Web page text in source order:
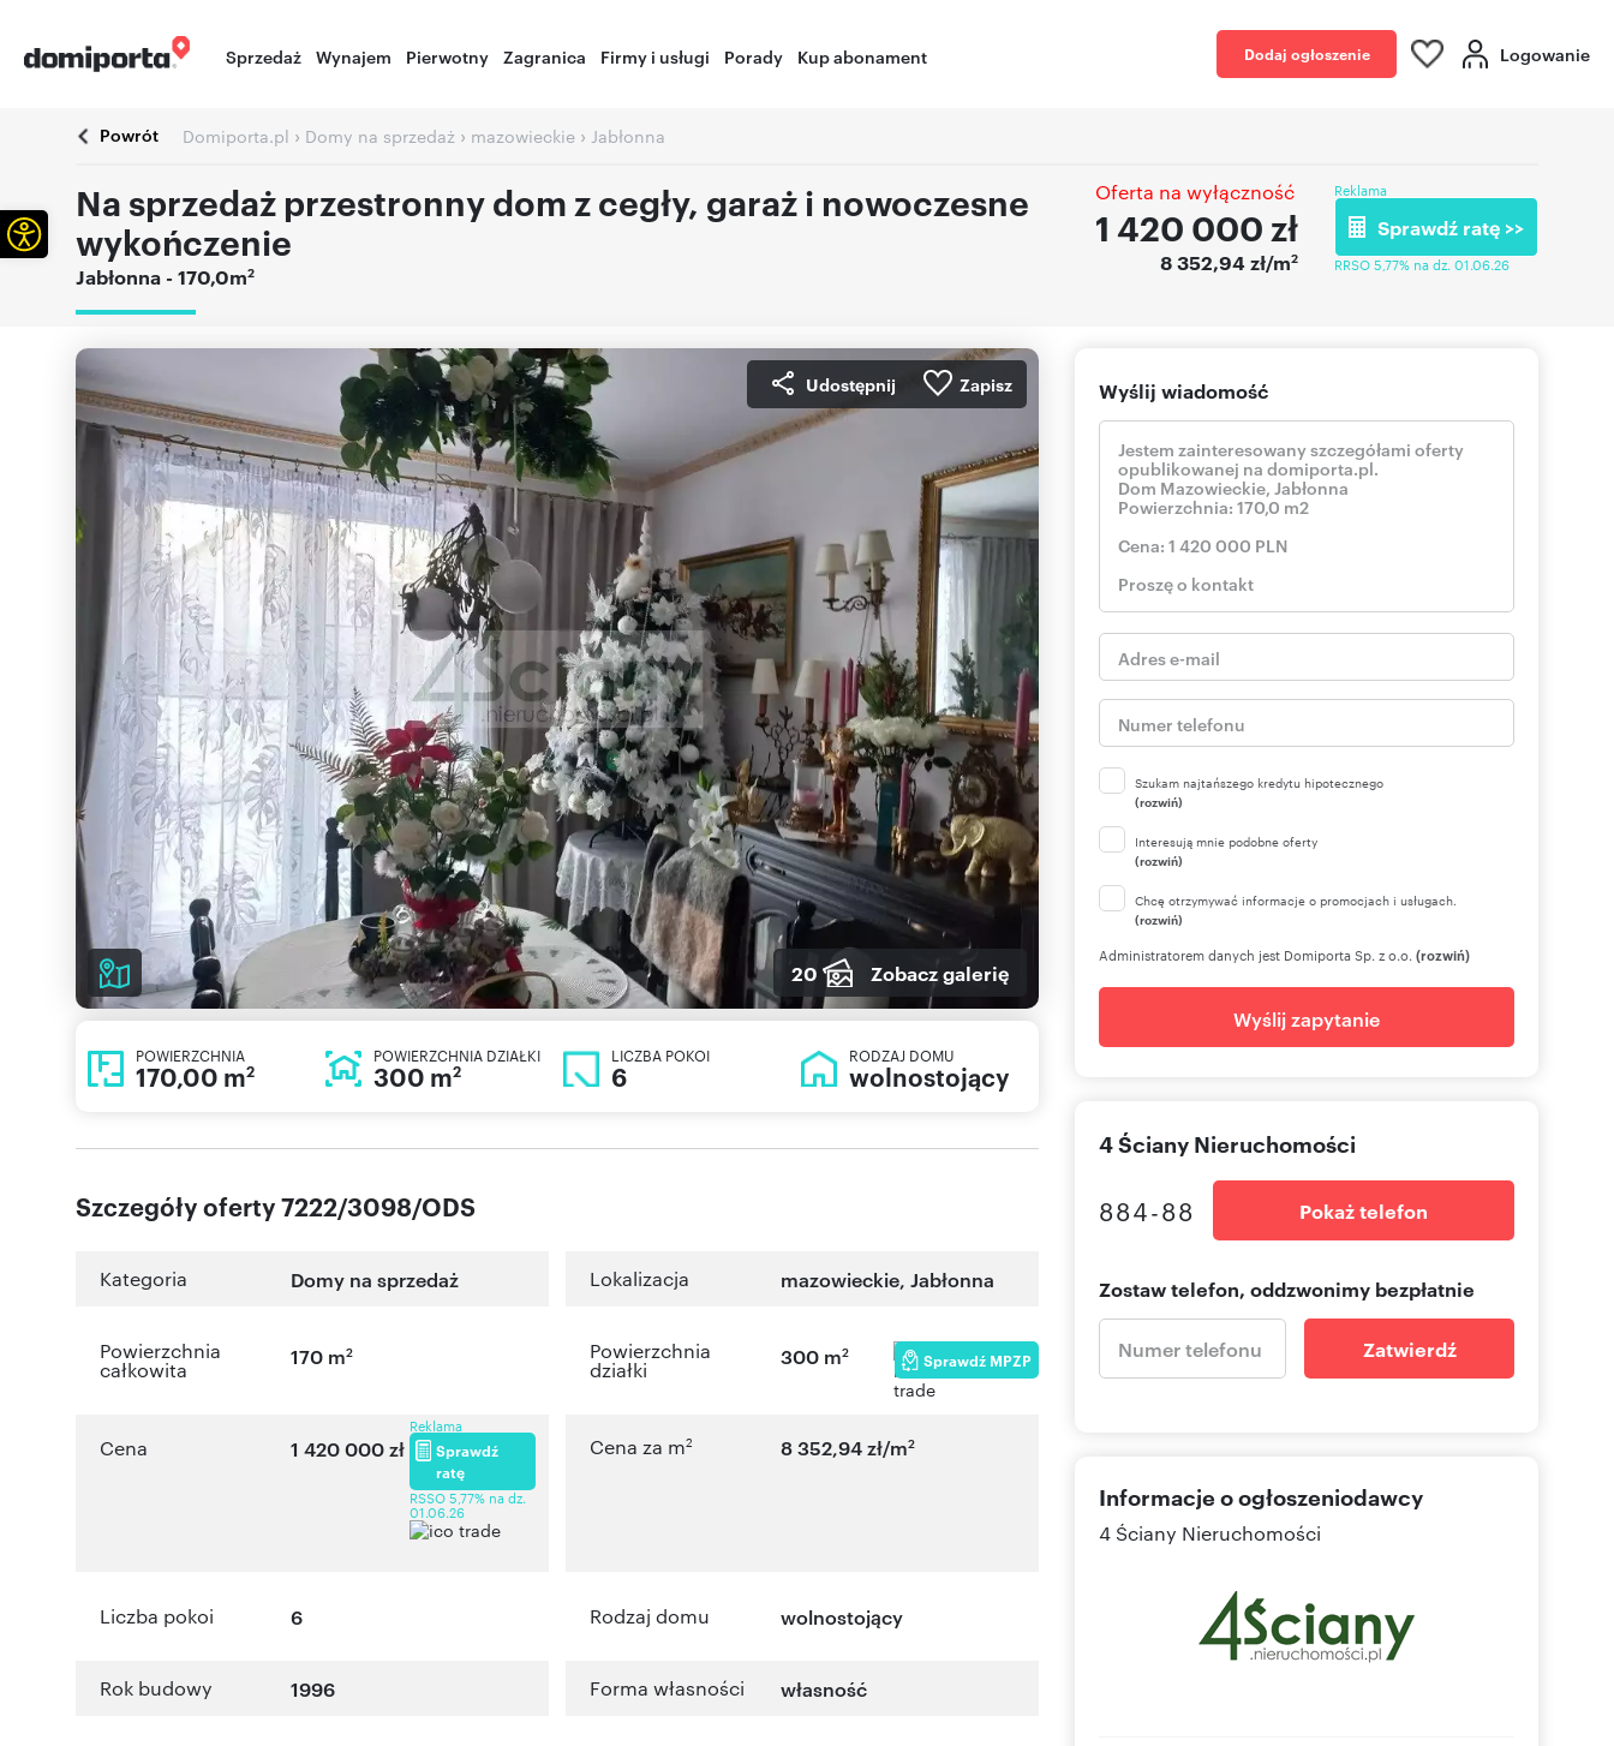
Sprzedaż Wynajem Pierwotny Zagranica Firmy i usługi Porady Kup abonament Dodaj ogłoszenie Logowanie
Powrót Domiporta.pl › Domy na sprzedaż › mazowieckie › Jabłonna
Na sprzedaż przestronny dom z cegły, garaż i nowoczesne
wykończenie
Jabłonna - 170,0m2
Oferta na wyłączność
1 420 000 zł
8 352,94 zł/m2
Reklama
Sprawdź ratę >>
RRSO 5,77% na dz. 01.06.26
Udostępnij Zapisz
20 Zobacz galerię
POWIERZCHNIA
170,00 m2
POWIERZCHNIA DZIAŁKI
300 m2
LICZBA POKOI
6
RODZAJ DOMU
wolnostojący
Szczegóły oferty 7222/3098/ODS
Kategoria Domy na sprzedaż Lokalizacja mazowieckie,Jabłonna
Powierzchnia
całkowita
170 m2 Powierzchnia
działki
300 m2 Sprawdź MPZP
Cena 1 420 000 zł
Reklama
Sprawdź
ratę
RSSO 5,77% na dz.
01.06.26
Cena za m2 8 352,94 zł/m2
Liczba pokoi 6 Rodzaj domu wolnostojący
Rok budowy 1996 Forma własności własność
Wyślij wiadomość
Szukam najtańszego kredytu hipotecznego
(rozwiń)
Interesują mnie podobne oferty
(rozwiń)
Chcę otrzymywać informacje o promocjach i usługach.
(rozwiń)
Administratorem danych jest Domiporta Sp. z o.o. (rozwiń)
Wyślij zapytanie
4 Ściany Nieruchomości
884-88 Pokaż telefon
Zostaw telefon, oddzwonimy bezpłatnie
Zatwierdź
Informacje o ogłoszeniodawcy
4 Ściany Nieruchomości
Otwórz pasek narzędzi